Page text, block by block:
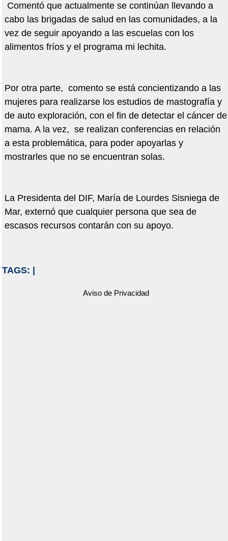
Comentó que actualmente se continúan llevando a
cabo las brigadas de salud en las comunidades, a la
vez de seguir apoyando a las escuelas con los
alimentos fríos y el programa mi lechita.
Por otra parte, comento se está concientizando a las
mujeres para realizarse los estudios de mastografía y
de auto exploración, con el fin de detectar el cáncer de
mama. A la vez, se realizan conferencias en relación
a esta problemática, para poder apoyarlas y
mostrarles que no se encuentran solas.
La Presidenta del DIF, María de Lourdes Sisniega de
Mar, externó que cualquier persona que sea de
escasos recursos contarán con su apoyo.
TAGS:
Aviso de Privacidad